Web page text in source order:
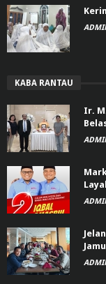
KABA RANTAU
Ir.